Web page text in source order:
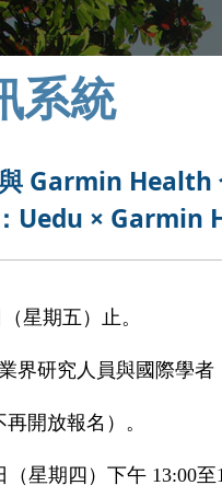
系統
Garmin
× Garmin
星期五）止。
界研究人員與國際學
開放報名）。
星期四）下午 13:00至